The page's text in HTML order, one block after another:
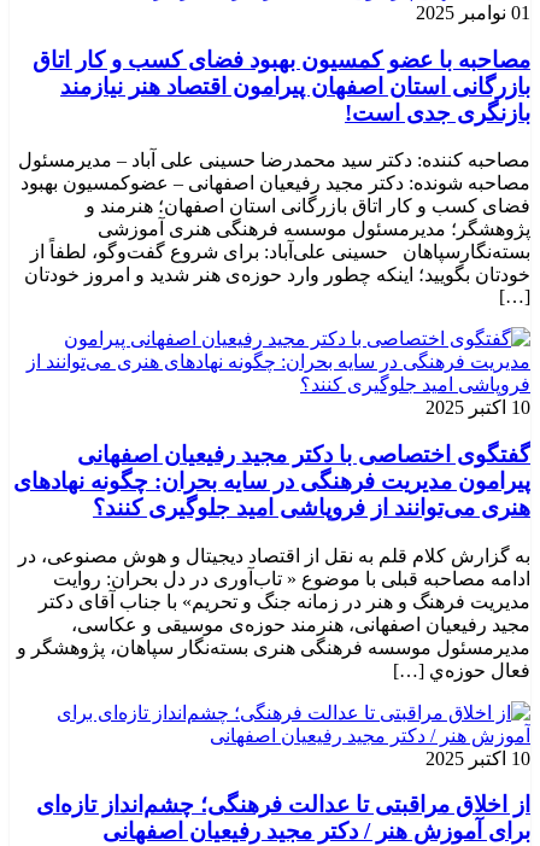
01 نوامبر 2025
مصاحبه با عضو کمسیون بهبود فضای کسب و کار اتاق
بازرگانی استان اصفهان پیرامون اقتصاد هنر نیازمند
بازنگری جدی است!
مصاحبه کننده: دکتر سید محمدرضا حسینی علی آباد – مدیرمسئول
مصاحبه شونده: دکتر مجید رفیعیان اصفهانی – عضوکمسیون بهبود
فضای کسب و کار اتاق بازرگانی استان اصفهان؛ هنرمند و
پژوهشگر؛ ‌مدیرمسئول موسسه فرهنگی هنری آموزشی
بسته‌نگارسپاهان حسینی علی‌آباد: برای شروع گفت‌وگو، لطفاً از
خودتان بگویید؛ اینکه چطور وارد حوزه‌ی هنر شدید و امروز خودتان
[…]
10 اکتبر 2025
گفتگوی اختصاصی با دکتر مجید رفیعیان اصفهانی
پیرامون مدیریت فرهنگی در سایه بحران: چگونه نهادهای
هنری می‌توانند از فروپاشی امید جلوگیری کنند؟
به گزارش کلام قلم به نقل از اقتصاد دیجیتال و هوش مصنوعی، در
ادامه مصاحبه قبلی با موضوع « تاب‌آوری در دل بحران: روایت
مدیریت فرهنگ و هنر در زمانه جنگ و تحریم» با جناب آقای دکتر
مجید رفیعیان اصفهانی، هنرمند حوزه‌ی موسیقی و عکاسی،
مدیرمسئول موسسه فرهنگی هنری بسته‌نگار سپاهان، پژوهشگر و
فعال حوزه‌ي‌ […]
10 اکتبر 2025
از اخلاق مراقبتی تا عدالت فرهنگی؛ چشم‌انداز تازه‌ای
برای آموزش هنر / دکتر مجید رفیعیان اصفهانی